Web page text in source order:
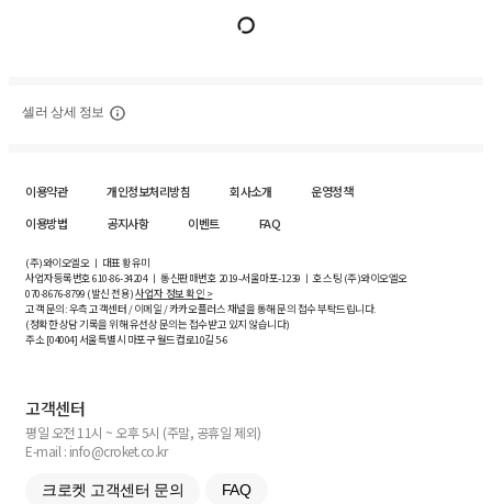
셀러 상세 정보
이용약관 개인정보처리방침 회사소개
운영정책
이용방법
공지사항 이벤트 FAQ
(주)와이오엘오 ㅣ 대표 황유미
사업자등록번호610-86-34204ㅣ 통신판매번호 2019-서울마포-1239 ㅣ 호스팅 (주)와이오엘오
070-8676-8799 (발신 전용)사업자 정보 확인 >
고객 문의: 우측 고객센터 / 이메일 / 카카오플러스 채널을 통해 문의 접수 부탁드립니다.
(정확한 상담 기록을 위해 유선상 문의는 접수받고 있지 않습니다)
주소 [04004] 서울특별시 마포구 월드컵로10길5-6
고객센터
평일 오전 11시 ~ 오후 5시 (주말, 공휴일 제외)
E-mail : info@croket.co.kr
크로켓 고객센터 문의 FAQ